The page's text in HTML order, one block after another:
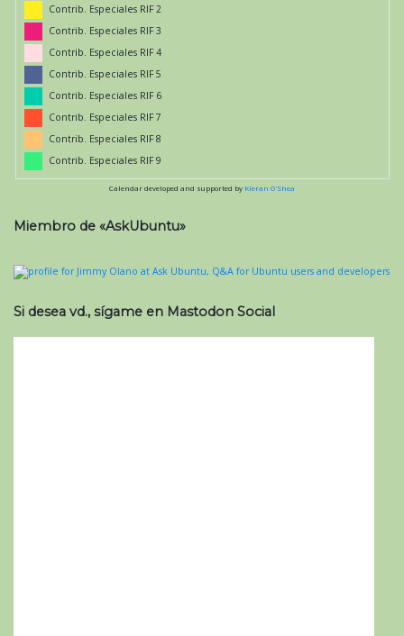
Contrib. Especiales RIF 2
Contrib. Especiales RIF 3
Contrib. Especiales RIF 4
Contrib. Especiales RIF 5
Contrib. Especiales RIF 6
Contrib. Especiales RIF 7
Contrib. Especiales RIF 8
Contrib. Especiales RIF 9
Calendar developed and supported by Kieran O'Shea
Miembro de «AskUbuntu»
Si desea vd., sígame en Mastodon Social